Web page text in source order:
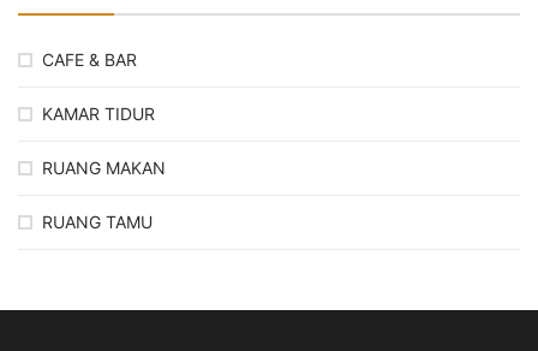
CAFE & BAR
KAMAR TIDUR
RUANG MAKAN
RUANG TAMU